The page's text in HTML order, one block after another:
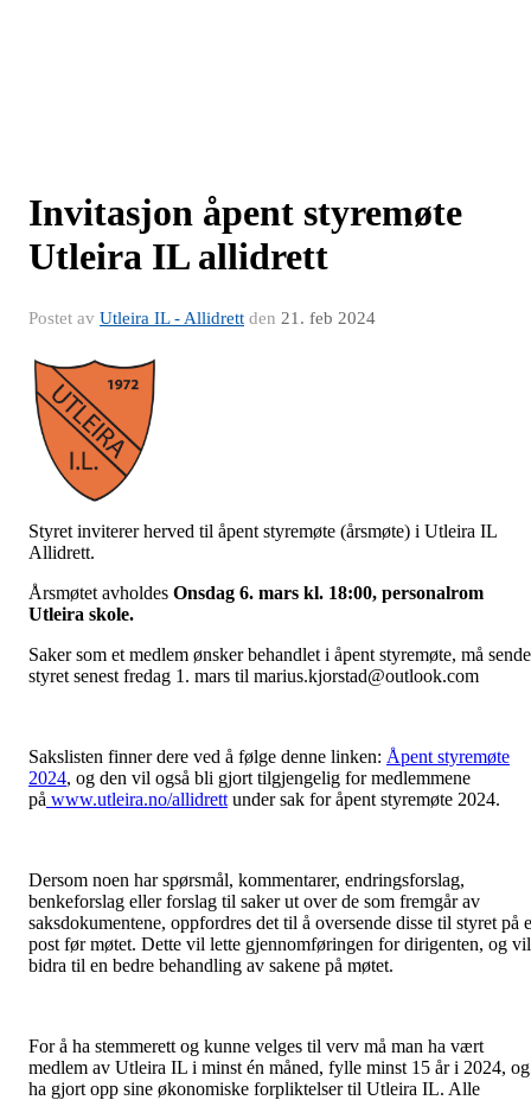
Invitasjon åpent styremøte
Utleira IL allidrett
Postet av Utleira IL - Allidrett den 21. feb 2024
Styret inviterer herved til åpent styremøte (årsmøte) i Utleira IL
Allidrett.
Årsmøtet avholdes Onsdag 6. mars kl. 18:00, personalrom
Utleira skole.
Saker som et medlem ønsker behandlet i åpent styremøte, må
styret senest fredag 1. mars til marius.kjorstad@outlook.com
Sakslisten finner dere ved å følge denne linken: Åpent styremøte
2024, og den vil også bli gjort tilgjengelig for medlemmene
på www.utleira.no/allidrettunder sak for åpent styremøte 2024.
Dersom noen har spørsmål, kommentarer, endringsforslag,
benkeforslag eller forslag til saker ut over de som fremgår av
saksdokumentene, oppfordres det til å oversende disse til styret på
post før møtet. Dette vil lette gjennomføringen for dirigenten, og vil
bidra til en bedre behandling av sakene på møtet.
For å ha stemmerett og kunne velges til verv må man ha vært
medlem av Utleira IL i minst én måned, fylle minst 15 år i 2024, og
ha gjort opp sine økonomiske forpliktelser til Utleira IL. Alle